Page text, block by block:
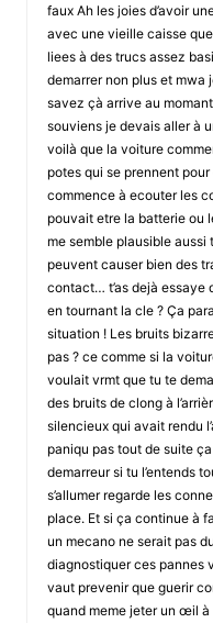
faux Ah les joies d’avoir
avec une vieille caisse
liees à des trucs assez
demarrer non plus et mwa
savez çà arrive au
souviens je devais aller à
voilà que la voiture
potes qui se prennent
commence à ecouter les
pouvait etre la batterie ou
me semble plausible
peuvent causer bien des
contact… t’as dejà essaye
en tournant la cle ? Ça
situation ! Les bruits
pas ? ce comme si la
voulait vrmt que tu te
des bruits de clong à
silencieux qui avait rendu
paniqu pas tout de suite
demarreur si tu l’entends
s’allumer regarde les
place. Et si ça continue à
un mecano ne serait pas
diagnostiquer ces pannes
vaut prevenir que guerir
quand meme jeter un œil